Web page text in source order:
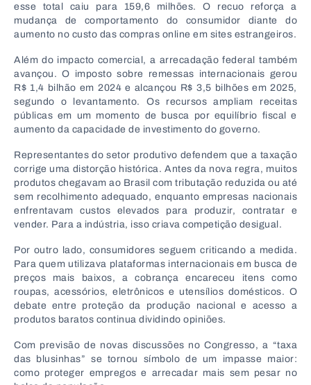
esse total caiu para 159,6 milhões. O recuo reforça a
mudança de comportamento do consumidor diante do
aumento no custo das compras online em sites estrangeiros.
Além do impacto comercial, a arrecadação federal também
avançou. O imposto sobre remessas internacionais gerou
R$ 1,4 bilhão em 2024 e alcançou R$ 3,5 bilhões em 2025,
segundo o levantamento. Os recursos ampliam receitas
públicas em um momento de busca por equilíbrio fiscal e
aumento da capacidade de investimento do governo.
Representantes do setor produtivo defendem que a taxação
corrige uma distorção histórica. Antes da nova regra, muitos
produtos chegavam ao Brasil com tributação reduzida ou até
sem recolhimento adequado, enquanto empresas nacionais
enfrentavam custos elevados para produzir, contratar e
vender. Para a indústria, isso criava competição desigual.
Por outro lado, consumidores seguem criticando a medida.
Para quem utilizava plataformas internacionais em busca de
preços mais baixos, a cobrança encareceu itens como
roupas, acessórios, eletrônicos e utensílios domésticos. O
debate entre proteção da produção nacional e acesso a
produtos baratos continua dividindo opiniões.
Com previsão de novas discussões no Congresso, a “taxa
das blusinhas” se tornou símbolo de um impasse maior:
como proteger empregos e arrecadar mais sem pesar no